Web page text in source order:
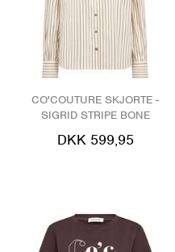
CO'COUTURE SKJORTE -
SIGRID STRIPE BONE
DKK 599,95